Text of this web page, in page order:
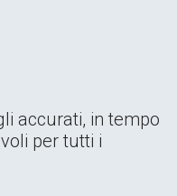
accurati, in tempo
per tutti i